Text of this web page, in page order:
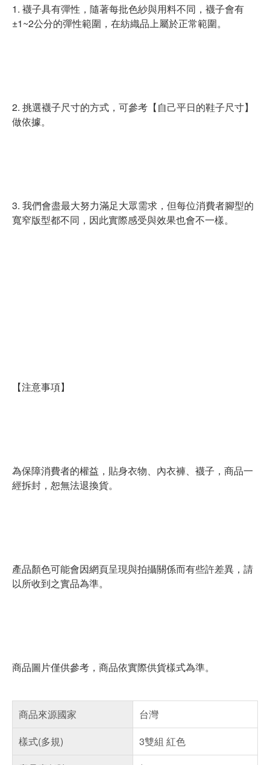
1. 襪子具有彈性，隨著每批色紗與用料不同，襪子會有
±1~2公分的彈性範圍，在紡織品上屬於正常範圍。
2. 挑選襪子尺寸的方式，可參考【自己平日的鞋子尺寸】
做依據。
3. 我們會盡最大努力滿足大眾需求，但每位消費者腳型的
寬窄版型都不同，因此實際感受與效果也會不一樣。
【注意事項】
為保障消費者的權益，貼身衣物、內衣褲、襪子，商品一
經拆封，恕無法退換貨。
產品顏色可能會因網頁呈現與拍攝關係而有些許差異，請
以所收到之實品為準。
商品圖片僅供參考，商品依實際供貨樣式為準。
商品來源國家
台灣
樣式(多規)
3雙組 紅色